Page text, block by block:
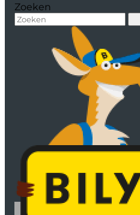
Zoeken